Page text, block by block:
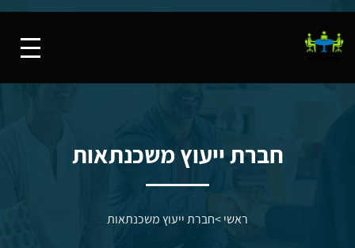
חברת ייעוץ משכנתאות
ראשי>חברת ייעוץ משכנתאות